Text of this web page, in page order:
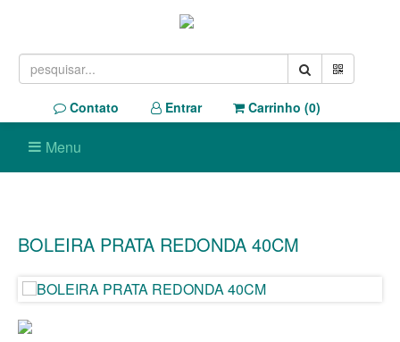
Contato Entrar Carrinho (0)
Menu
BOLEIRA PRATA REDONDA 40CM